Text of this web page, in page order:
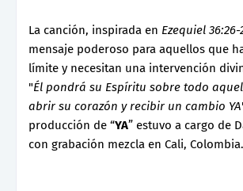
La canción, inspirada en Ezequiel 36:26-
mensaje poderoso para aquellos que
límite y necesitan una intervención
"Él pondrá su Espíritu sobre todo
abrir su corazón y recibir un cambio YA
producción de “YA” estuvo a cargo de
con grabación mezcla en Cali, Colombia.